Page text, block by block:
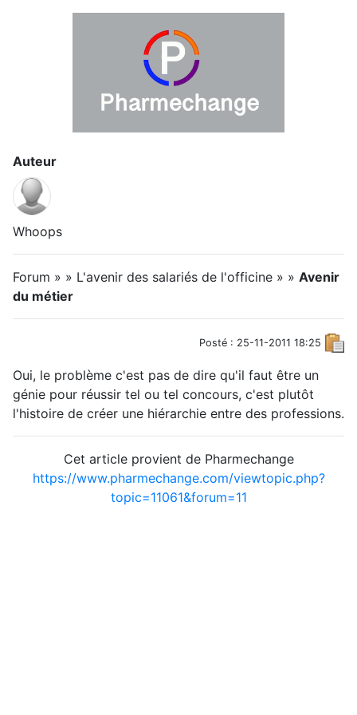
Auteur
Whoops
Forum » » L'avenir des salariés de l'officine » » Avenir
du métier
Posté : 25-11-2011 18:25
Oui, le problème c'est pas de dire qu'il faut être un
génie pour réussir tel ou tel concours, c'est plutôt
l'histoire de créer une hiérarchie entre des professions.
Cet article provient de Pharmechange
https://www.pharmechange.com/viewtopic.php?
topic=11061&forum=11